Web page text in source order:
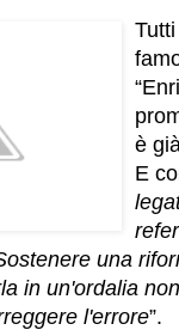
è
E
una
in un'ordalia
l'errore”.